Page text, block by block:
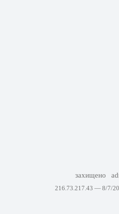
захищено
216.73.217.43 — 8/7/